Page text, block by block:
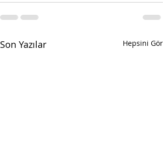
Son Yazılar Hepsini Gör